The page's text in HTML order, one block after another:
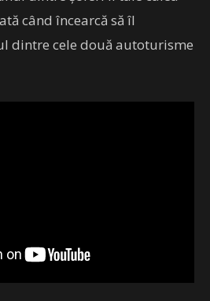
când încearcă să îl
dintre cele două autoturisme